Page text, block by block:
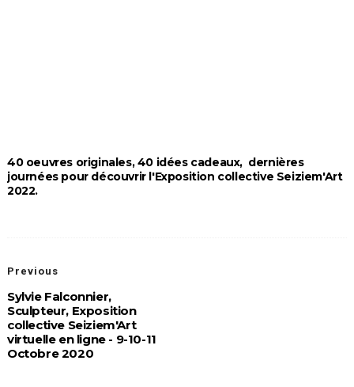
40 oeuvres originales, 40 idées cadeaux, dernières
journées pour découvrir l'Exposition collective Seiziem'Art
2022.
Previous
Sylvie Falconnier,
Sculpteur, Exposition
collective Seiziem'Art
virtuelle en ligne - 9-10-11
Octobre 2020